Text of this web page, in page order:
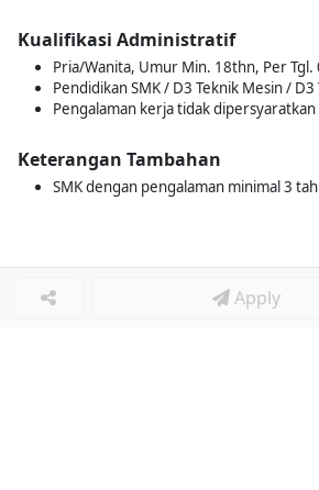
Kualifikasi Administratif
Pria/Wanita, Umur Min. 18thn, Per Tgl.
Pendidikan SMK / D3 Teknik Mesin /
Pengalaman kerja tidak dipersyaratkan
Keterangan Tambahan
SMK dengan pengalaman minimal 3
Apply